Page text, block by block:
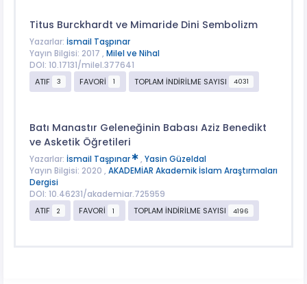
Titus Burckhardt ve Mimaride Dini Sembolizm
Yazarlar: İsmail Taşpınar
Yayın Bilgisi: 2017 , Milel ve Nihal
DOI: 10.17131/milel.377641
ATIF
3 FAVORİ 1 TOPLAM İNDİRİLME SAYISI 4031
Batı Manastır Geleneğinin Babası Aziz Benedikt
ve Asketik Öğretileri
Yazarlar: İsmail Taşpınar , Yasin Güzeldal
Yayın Bilgisi: 2020 , AKADEMİAR Akademik İslam Araştırmaları
Dergisi
DOI: 10.46231/akademiar.725959
ATIF
2 FAVORİ 1 TOPLAM İNDİRİLME SAYISI 4196